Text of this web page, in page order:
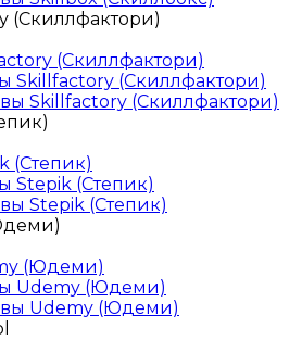
(Скиллфактори)
(Скиллфактори)
Skillfactory (Скиллфактори)
Skillfactory (Скиллфактори)
(Степик)
Stepik (Степик)
Stepik (Степик)
(Юдеми)
Udemy (Юдеми)
Udemy (Юдеми)